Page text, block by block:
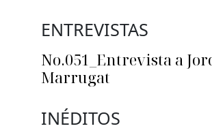
ENTREVISTAS
No.051_Entrevista a
Marrugat
INÉDITOS